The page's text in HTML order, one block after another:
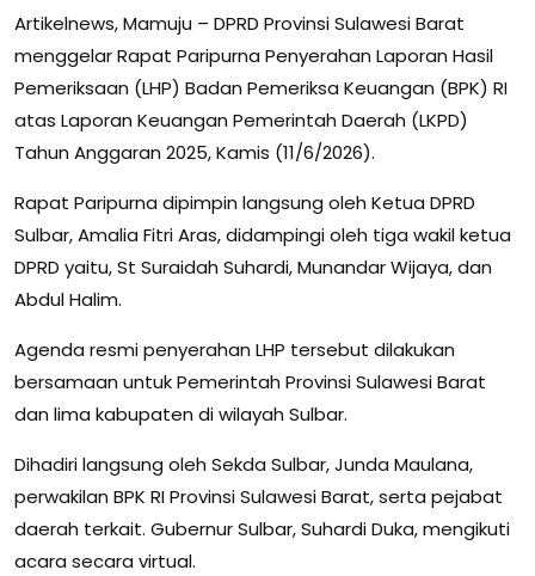
Artikelnews, Mamuju – DPRD Provinsi Sulawesi Barat
menggelar Rapat Paripurna Penyerahan Laporan Hasil
Pemeriksaan (LHP) Badan Pemeriksa Keuangan (BPK) RI
atas Laporan Keuangan Pemerintah Daerah (LKPD)
Tahun Anggaran 2025, Kamis (11/6/2026).
Rapat Paripurna dipimpin langsung oleh Ketua DPRD
Sulbar, Amalia Fitri Aras, didampingi oleh tiga wakil ketua
DPRD yaitu, St Suraidah Suhardi, Munandar Wijaya, dan
Abdul Halim.
Agenda resmi penyerahan LHP tersebut dilakukan
bersamaan untuk Pemerintah Provinsi Sulawesi Barat
dan lima kabupaten di wilayah Sulbar.
Dihadiri langsung oleh Sekda Sulbar, Junda Maulana,
perwakilan BPK RI Provinsi Sulawesi Barat, serta pejabat
daerah terkait. Gubernur Sulbar, Suhardi Duka, mengikuti
acara secara virtual.